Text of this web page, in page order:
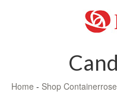
Home - Shop